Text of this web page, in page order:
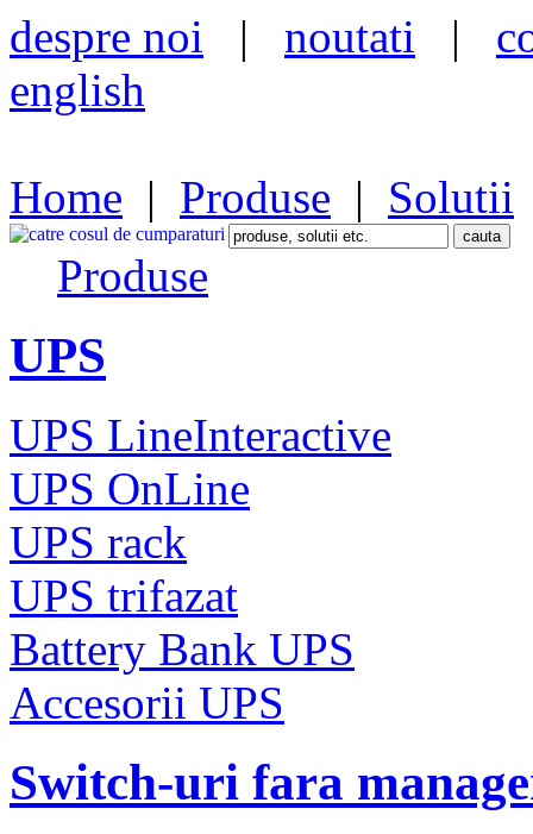
despre noi | noutati |
english
Home | Produse | Solutii
Produse
UPS
UPS LineInteractive
UPS OnLine
UPS rack
UPS trifazat
Battery Bank UPS
Accesorii UPS
Switch-uri fara